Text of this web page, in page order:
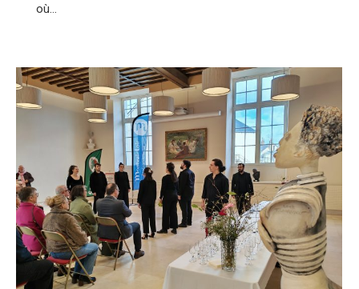
où…